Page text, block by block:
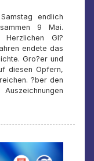
endlich
9 Mai.
Gl?
endete das
Gro?er und
diesen Opfern,
?ber den